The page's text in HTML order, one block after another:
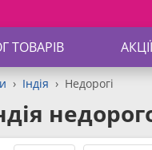
ТОВАРІВ
АКЦІЇ
Індія Недорогі